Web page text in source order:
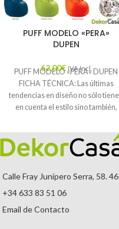
PUFF MODELO «PERA»
DUPEN
62,00€ IVA Incl.
PUFF MODELO «PERA» DUPEN
FICHA TÉCNICA: Las últimas
tendencias en diseño no sólo
en cuenta el estilo sino también,
Calle Fray Junípero Serra, 58.
+34 633 83 51 06
Email de Contacto